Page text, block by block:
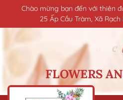
Chào mừng bạn đến với thiên
25 Ấp Cầu Tràm, Xã
FLOWERS